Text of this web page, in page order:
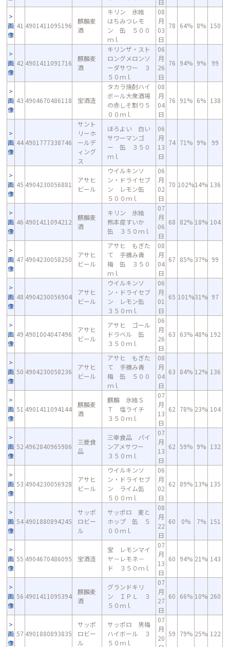
日
画
像
41 4901411095196
麒麟麦
酒
キリン 氷結
はちみつレモ
ン 缶 ５００
ｍｌ
08
月
03
日
78 64% 8% 150
画
像
42 4901411091716
麒麟麦
酒
キリンザ・スト
ロングメロンソ
ーダサワー ３
５０ｍｌ
06
月
26
日
76 94% 9% 99
画
像
43 4904670486118 宝酒造
タカラ焼酎ハイ
ボール大衆酒場
の赤しそ割り５
００ｍｌ
08
月
04
日
76 91% 6% 138
画
像
44 4901777338746
サント
リーホ
ールデ
ィング
ス
ほろよい 白い
サワーマンゴ
ー 缶 ３５０
ｍｌ
06
月
13
日
74 71% 9% 99
画
像
45 4904230056881
アサヒ
ビール
ウイルキンソ
ン・ドライセブ
ン レモン缶
５００ｍｌ
06
月
02
日
70 102%14% 136
画
像
46 4901411094212
麒麟麦
酒
キリン 氷結
熊本産すいか
缶 ３５０ｍｌ
07
月
06
日
68 82% 18% 104
画
像
47 4904230058250
アサヒ
ビール
アサヒ もぎた
て 手摘み青
梅 缶 ３５０
ｍｌ
08
月
04
日
67 85% 37% 99
画
像
48 4904230056904
アサヒ
ビール
ウイルキンソ
ン・ドライセブ
ン レモン缶
３５０ｍｌ
06
月
01
日
65 101%31% 97
画
像
49 4901004047496
アサヒ
ビール
アサヒ ゴール
ドラベル 缶
３５０ｍｌ
06
月
26
日
63 63% 48% 192
画
像
50 4904230058236
アサヒ
ビール
アサヒ もぎた
て 手摘み青
梅 缶 ５００
ｍｌ
08
月
04
日
63 84% 12% 136
画
像
51 4901411094144
麒麟麦
酒
麒麟 氷結Ｓ
Ｔ 塩ライチ
３５０ｍｌ
07
月
13
日
62 78% 23% 104
画
像
52 4962840965986
三菱食
品
三幸食品 パイ
ンアメサワー
３５０ｍｌ
07
月
13
日
62 59% 9% 132
画
像
53 4904230056928
アサヒ
ビール
ウイルキンソ
ン・ドライセブ
ン ライム缶
５００ｍｌ
06
月
02
日
62 89% 13% 135
画
像
54 4901880894245
サッポ
ロビー
ル
サッポロ 麦と
ホップ 缶 ５
００ｍｌ
08
月
22
日
60 0% 7% 151
画
像
55 4904670486095 宝酒造
宝 レモンマイ
ヤ－レモネ－
ド ３５０ｍｌ
07
月
13
日
60 94% 21% 143
画
像
56 4901411095394
麒麟麦
酒
グランドキリ
ン ＩＰＬ ３
５０ｍｌ
07
月
27
日
60 66% 10% 260
画
像
57 4901880893835
サッポ
ロビー
ル
サッポロ 男梅
ハイボール ３
５０ｍｌ
07
月
20
59 79% 25% 122